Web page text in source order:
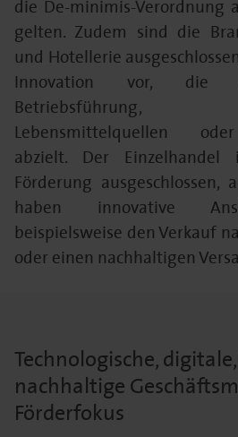
die De-minimis-Verordnung
gelten. Zudem sind die
und Hotellerie
Innovation vor, die
Betriebsführung,
Lebensmittelquellen
abzielt. Der
Förderung ausgeschlossen,
haben innovative
beispielsweise den Verkauf
oder einen nachhaltigen
Technologische,
nachhaltige
Förderfokus